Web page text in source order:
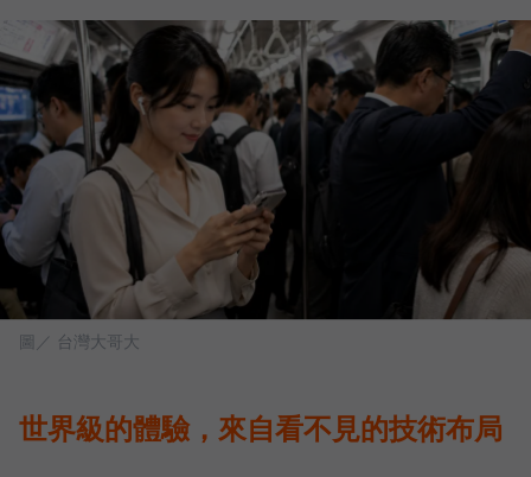
圖／ 台灣大哥大
世界級的體驗，來自看不見的技術布局